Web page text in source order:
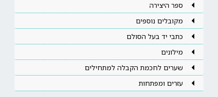
ספר היצירה
מקובלים נוספים
כתבי יד בעל הסולם
מילונים
שערים לחכמת הקבלה למתחילים
עזרים ומפתחות